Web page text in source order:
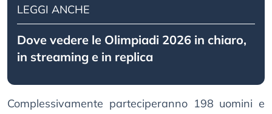
LEGGI ANCHE
Dove vedere le Olimpiadi 2026 in chiaro,
in streaming e in replica
Complessivamente parteciperanno 198 uomini e